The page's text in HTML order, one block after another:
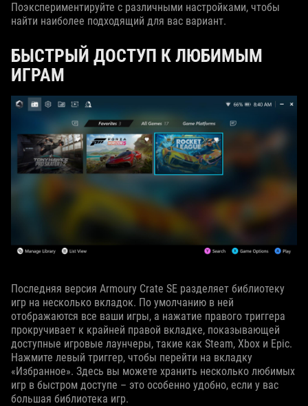
Поэкспериментируйте с различными настройками, чтобы
найти наиболее подходящий для вас вариант.
БЫСТРЫЙ ДОСТУП К ЛЮБИМЫМ
ИГРАМ
Последняя версия Armoury Crate SE разделяет библиотеку
игр на несколько вкладок. По умолчанию в ней
отображаются все ваши игры, а нажатие правого триггера
прокручивает к крайней правой вкладке, показывающей
доступные игровые лаунчеры, такие как Steam, Xbox и Epic.
Нажмите левый триггер, чтобы перейти на вкладку
«Избранное». Здесь вы можете хранить несколько любимых
игр в быстром доступе – это особенно удобно, если у вас
большая библиотека игр.